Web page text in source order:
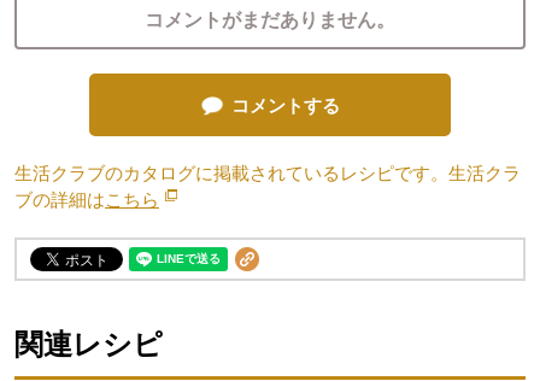
コメントがまだありません。
コメントする
生活クラブのカタログに掲載されているレシピです。生活クラ
ブの詳細はこちら 別のウィンドウで開きます。
関連レシピ